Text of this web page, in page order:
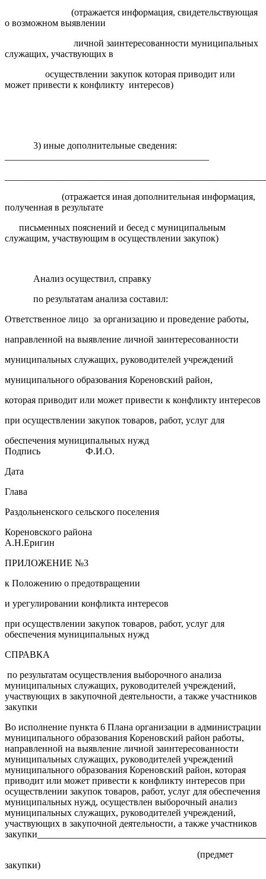
(отражается информация, свидетельствующая
о возможном выявлении
личной заинтересованности муниципальных
служащих, участвующих в
осуществлении закупок которая приводит или
может привести к конфликту интересов)
3) иные дополнительные сведения:
(отражается иная дополнительная информация,
полученная в результате
письменных пояснений и бесед с муниципальным
служащим, участвующим в осуществлении закупок)
Анализ осуществил, справку
по результатам анализа составил:
Ответственное лицо за организацию и проведение работы,
направленной на выявление личной заинтересованности
муниципальных служащих, руководителей учреждений
муниципального образования Кореновский район,
которая приводит или может привести к конфликту интересов
при осуществлении закупок товаров, работ, услуг для
обеспечения муниципальных нужд
Подпись Ф.И.О.
Дата
Глава
Раздольненского сельского поселения
Кореновского района
А.Н.Еригин
ПРИЛОЖЕНИЕ №3
к Положению о предотвращении
и урегулировании конфликта интересов
при осуществлении закупок товаров, работ, услуг для
обеспечения муниципальных нужд
СПРАВКА
по результатам осуществления выборочного анализа
муниципальных служащих, руководителей учреждений,
участвующих в закупочной деятельности, а также участников
закупки
Во исполнение пункта 6 Плана организации в администрации
муниципального образования Кореновский район работы,
направленной на выявление личной заинтересованности
муниципальных служащих, руководителей учреждений
муниципального образования Кореновский район, которая
приводит или может привести к конфликту интересов при
осуществлении закупок товаров, работ, услуг для обеспечения
муниципальных нужд, осуществлен выборочный анализ
муниципальных служащих, руководителей учреждений,
участвующих в закупочной деятельности, а также участников
(предмет
закупки)